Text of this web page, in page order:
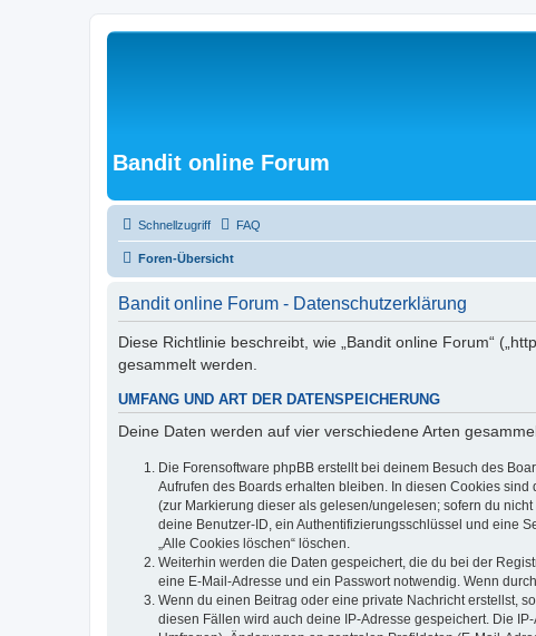
Bandit online Forum
Schnellzugriff FAQ
Foren-Übersicht
Bandit online Forum - Datenschutzerklärung
Diese Richtlinie beschreibt, wie „Bandit online Forum“
gesammelt werden.
UMFANG UND ART DER DATENSPEICHERUNG
Deine Daten werden auf vier verschiedene Arten
Die Forensoftware phpBB erstellt bei deinem Besuch des
Aufrufen des Boards erhalten bleiben. In diesen Cookies
(zur Markierung dieser als gelesen/ungelesen; sofern du
deine Benutzer-ID, ein Authentifizierungsschlüssel und eine
„Alle Cookies löschen“ löschen.
Weiterhin werden die Daten gespeichert, die du bei der
eine E-Mail-Adresse und ein Passwort notwendig. Wenn
Wenn du einen Beitrag oder eine private Nachricht erstellst,
diesen Fällen wird auch deine IP-Adresse gespeichert. Die